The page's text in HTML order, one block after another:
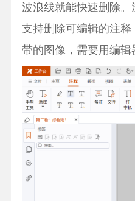
波浪线就能快速删除。
支持删除可编辑的注释
带的图像，需要用编辑